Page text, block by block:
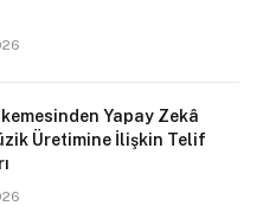
Yapay Zekâ
Üretimine İlişkin Telif